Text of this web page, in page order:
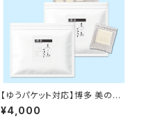
【ゆうパケット対応】博多 美の島
ブレンド ドリップバッグ15個入り
×2セット
¥4,000